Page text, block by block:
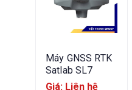
Máy GNSS RTK
Satlab SL7
Giá: Liên hệ